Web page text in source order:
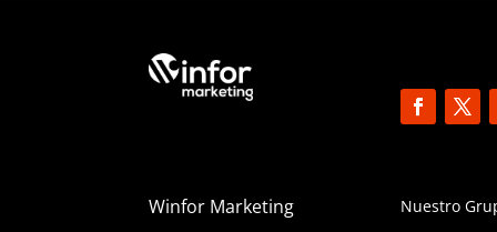
Winfor Marketing Nuestro